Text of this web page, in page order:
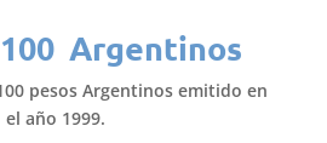
Argentinos
pesos Argentinos emitido en
el año 1999.